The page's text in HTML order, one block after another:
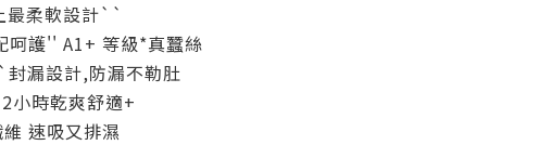
最柔軟設計``
呵護'' A1+ 等級*真蠶絲
漏設計,防漏不勒肚
小時乾爽舒適+
速吸又排濕